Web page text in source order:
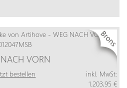
VORN
bestellen
inkl. MwSt:
1.203,95 €